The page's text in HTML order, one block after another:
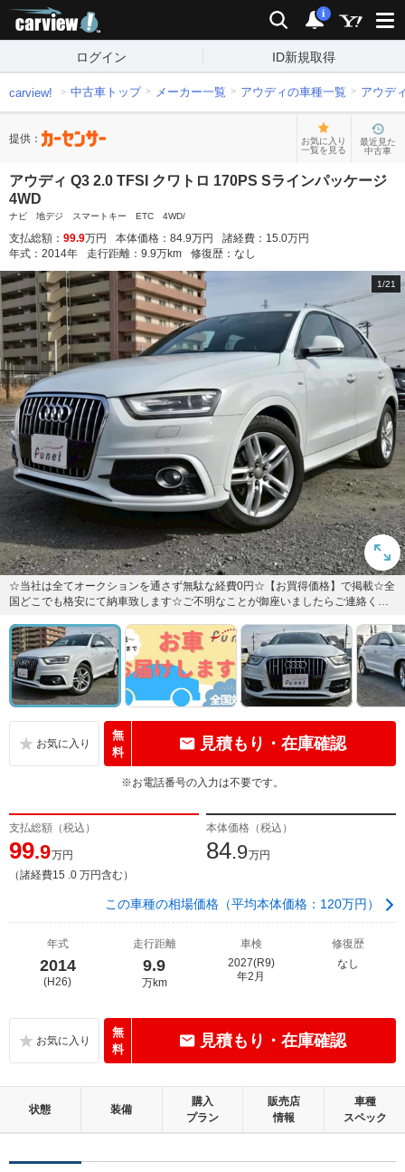
検索 通知
i
ログイン ID新規取得
carview! 中古車トップ メーカー一覧 アウディの車種一覧 アウデ
提供：
お気に入り
一覧を見る
最近見た
中古車
アウディ Q3 2.0 TFSI クワトロ 170PS Sラインパッケージ
4WD
ナビ 地デジ スマートキー ETC 4WD/
支払総額： 99.9万円 本体価格： 84.9万円 諸経費： 15.0万円
年式： 2014年 走行距離： 9.9万km 修復歴： なし
1/21
☆当社は全てオークションを通さず無駄な経費0円☆【お買得価格】で掲載☆全
国どこでも格安にて納車致します☆ご不明なことが御座いましたらご連絡くだ
無
料
見積もり・在庫確認
※お電話番号の入力は不要です。
支払総額（税込）
99.9万円
（諸経費15 .0 万円含む）
本体価格（税込）
84.9万円
この車種の相場価格（平均本体価格：120万円）
年式
2014
(H26)
走行距離
9.9
万km
車検
2027(R9)
年2月
修復歴
なし
無
料
見積もり・在庫確認
状態 装備
購入
プラン
販売店
情報
車種
スペック